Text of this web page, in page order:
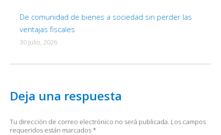
De comunidad de bienes a sociedad sin perder las
ventajas fiscales
30 julio, 2026
Deja una respuesta
Tu dirección de correo electrónico no será publicada. Los campos
requeridos están marcados*